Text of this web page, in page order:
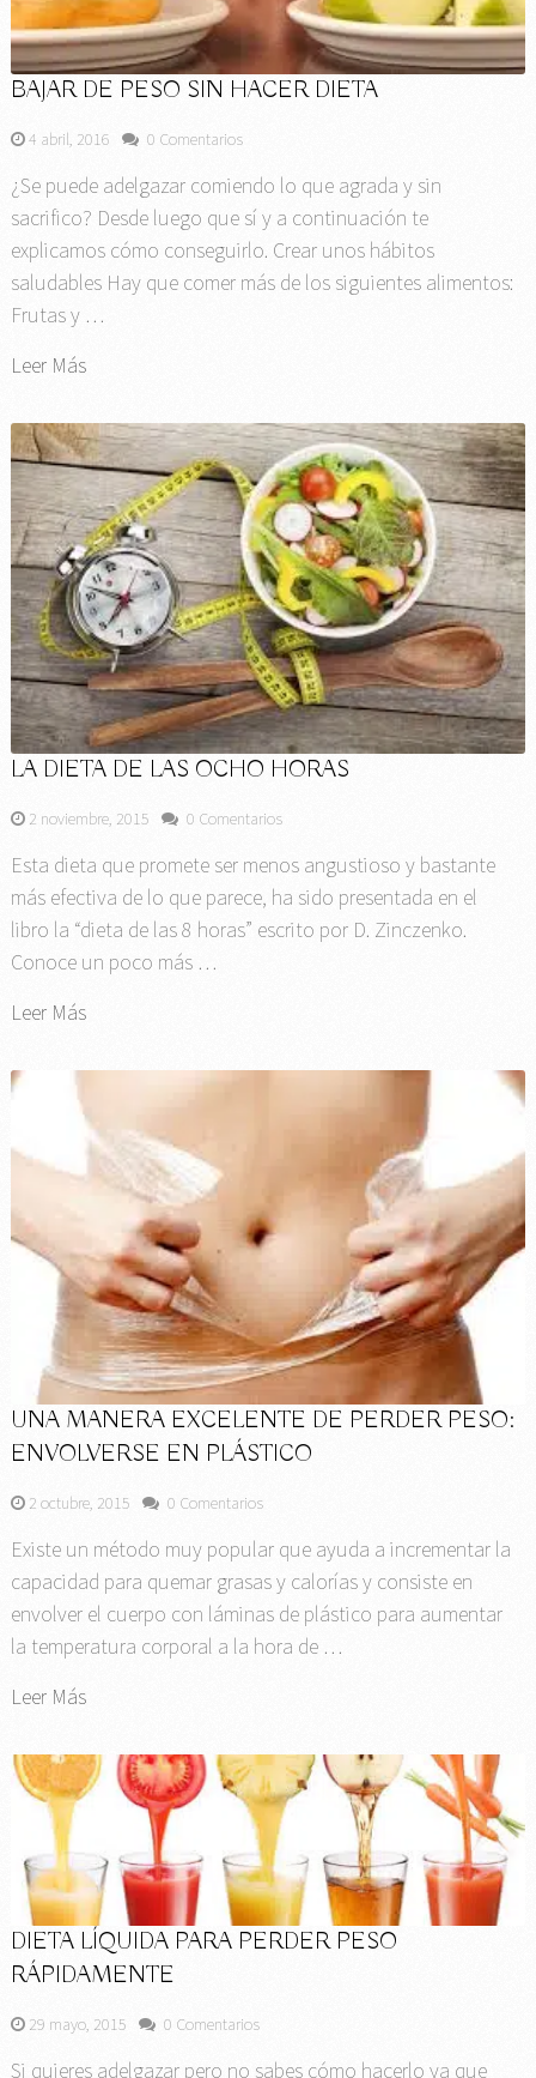
BAJAR DE PESO SIN HACER DIETA
4 abril, 2016 0 Comentarios
¿Se puede adelgazar comiendo lo que agrada y sin
sacrifico? Desde luego que sí y a continuación te
explicamos cómo conseguirlo. Crear unos hábitos
saludables Hay que comer más de los siguientes alimentos:
Frutas y …
Leer Más
LA DIETA DE LAS OCHO HORAS
2 noviembre, 2015 0 Comentarios
Esta dieta que promete ser menos angustioso y bastante
más efectiva de lo que parece, ha sido presentada en el
libro la “dieta de las 8 horas” escrito por D. Zinczenko.
Conoce un poco más …
Leer Más
UNA MANERA EXCELENTE DE PERDER PESO:
ENVOLVERSE EN PLÁSTICO
2 octubre, 2015 0 Comentarios
Existe un método muy popular que ayuda a incrementar la
capacidad para quemar grasas y calorías y consiste en
envolver el cuerpo con láminas de plástico para aumentar
la temperatura corporal a la hora de …
Leer Más
DIETA LÍQUIDA PARA PERDER PESO
RÁPIDAMENTE
29 mayo, 2015 0 Comentarios
Si quieres adelgazar pero no sabes cómo hacerlo ya que